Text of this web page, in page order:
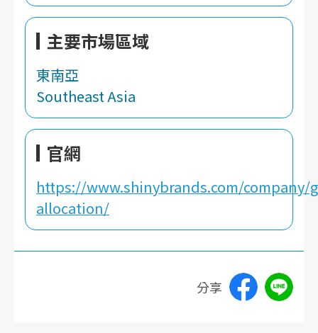
主要市場區域
東南亞
Southeast Asia
官網
https://www.shinybrands.com/company/
allocation/
分享